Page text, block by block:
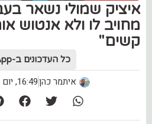
איציק שמולי נשאר
מחויב לו ולא אנטוש
קשים"
כל העדכונים ב-WhatsApp
איתמר כהן16:49, יום ראשון (28.07)